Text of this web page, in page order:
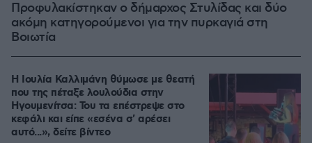
Προφυλακίστηκαν ο δήμαρχος Στυλίδας και δύο
ακόμη κατηγορούμενοι για την πυρκαγιά στη
Βοιωτία
Η Ιουλία Καλλιμάνη θύμωσε με θεατή
που της πέταξε λουλούδια στην
Ηγουμενίτσα: Του τα επέστρεψε στο
κεφάλι και είπε «εσένα σ' αρέσει
αυτό...», δείτε βίντεο